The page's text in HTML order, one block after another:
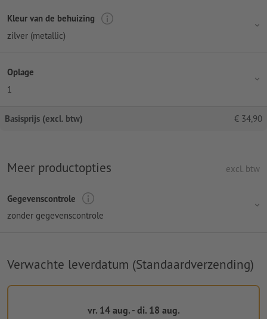
Kleur van de behuizing
zilver (metallic)
Oplage
1
Basisprijs (excl. btw) € 34,90
Meer productopties excl. btw
Gegevenscontrole
zonder gegevenscontrole
Verwachte leverdatum (Standaardverzending)
vr. 14 aug. - di. 18 aug.